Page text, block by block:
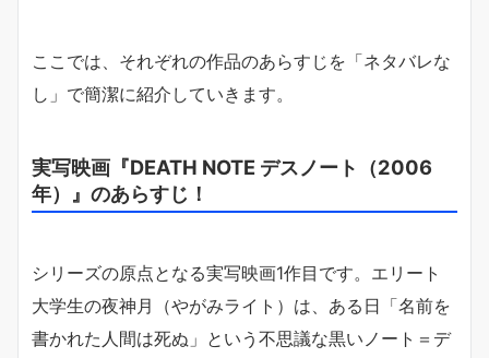
ここでは、それぞれの作品のあらすじを「ネタバレな
し」で簡潔に紹介していきます。
実写映画『DEATH NOTE デスノート（2006
年）』のあらすじ！
シリーズの原点となる実写映画1作目です。エリート
大学生の夜神月（やがみライト）は、ある日「名前を
書かれた人間は死ぬ」という不思議な黒いノート＝デ